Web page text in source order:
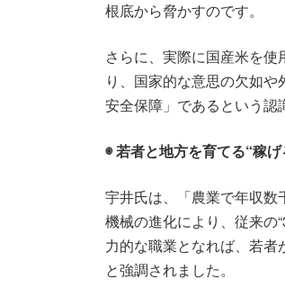
根底から脅かすのです。
さらに、実際に国産米を
り、国家的な意思の欠如
安全保障」であるという認
◉ 若者と地方を育てる“稼
宇井氏は、「農業で年収
機械の進化により、従来の
力的な職業となれば、若
と強調されました。